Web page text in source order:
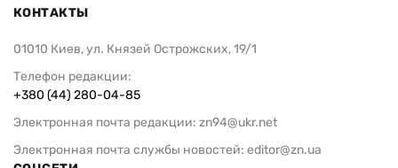
КОНТАКТЫ
01010 Киев, ул. Князей Острожских, 19/1
Телефон редакции:
+380 (44) 280-04-85
Электронная почта редакции: zn94@ukr.net
Электронная почта службы новостей: editor@zn.ua